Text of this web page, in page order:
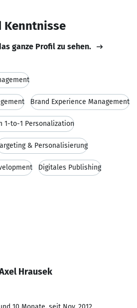
Kenntnisse
ganze Profil zu sehen.
Brand Experience Management
1-to-1 Personalization
& Personalisierung
Digitales Publishing
Hrausek